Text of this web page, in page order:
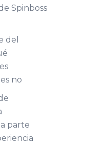
Spinboss
del
no
parte